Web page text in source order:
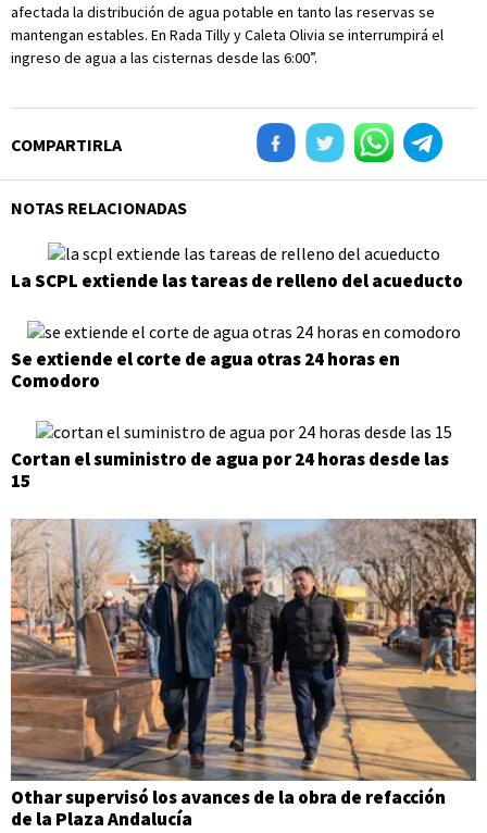
afectada la distribución de agua potable en tanto las reservas se
mantengan estables. En Rada Tilly y Caleta Olivia se interrumpirá el
ingreso de agua a las cisternas desde las 6:00”.
COMPARTIRLA
NOTAS RELACIONADAS
La SCPL extiende las tareas de relleno del acueducto
Se extiende el corte de agua otras 24 horas en
Comodoro
Cortan el suministro de agua por 24 horas desde las
15
Othar supervisó los avances de la obra de refacción
de la Plaza Andalucía